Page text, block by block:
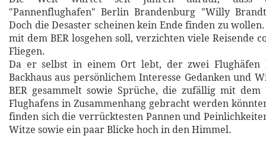
"Pannenflughafen" Berlin Brandenburg "Willy
Doch die Desaster scheinen kein Ende finden zu
mit dem BER losgehen soll, verzichten viele Reisende
Fliegen.
Da er selbst in einem Ort lebt, der zwei Flughäfen
Backhaus aus persönlichem Interesse Gedanken und
BER gesammelt sowie Sprüche, die zufällig mit dem
Flughafens in Zusammenhang gebracht werden
finden sich die verrücktesten Pannen und
Witze sowie ein paar Blicke hoch in den Himmel.